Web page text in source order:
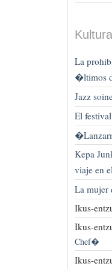
Kultura
La
�ltimos
Jazz
El
Kepa
viaje en
La mujer
Ikus-
Ikus-
Chef�
Ikus-